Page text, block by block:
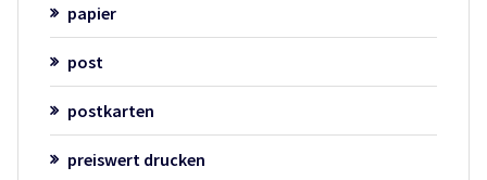
papier
post
postkarten
preiswert drucken